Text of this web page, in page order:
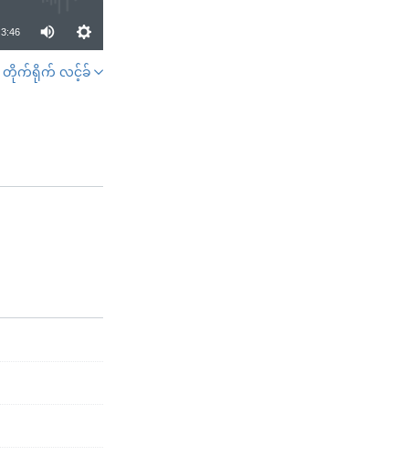
SHARE
3:46
တိုက်ရိုက် လင့်ခ်